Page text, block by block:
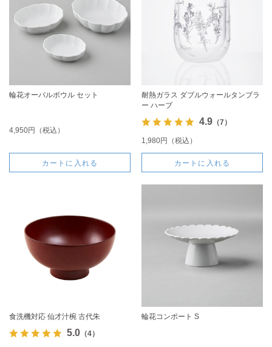
輪花オーバルボウル セット
4,950円（税込）
カートに入れる
耐熱ガラス ダブルウォールタンブラ
ー ハーブ
4.9（7）
1,980円（税込）
カートに入れる
食洗機対応 仙才汁椀 古代朱
5.0（4）
輪花コンポート S